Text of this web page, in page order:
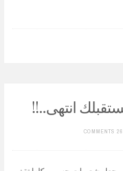
انتهى..!!
26 COMMENTS